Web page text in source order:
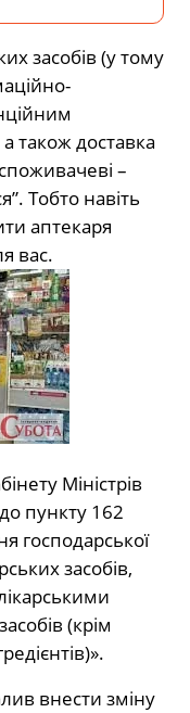
засобів (у тому
також доставка
–
Тобто навіть
аптекаря
вас.
Міністрів
пункту 162
господарської
засобів,
(крім
внести зміну